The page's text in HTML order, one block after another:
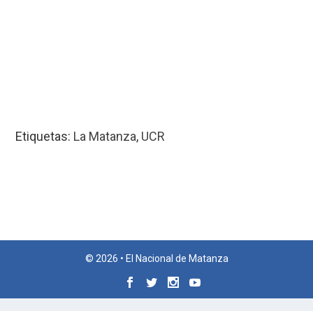
Etiquetas: La Matanza, UCR
© 2026 • El Nacional de Matanza